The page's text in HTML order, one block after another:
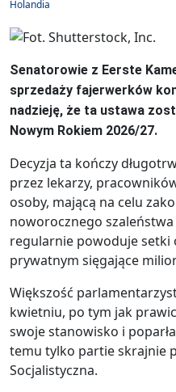
Holandia
Senatorowie z Eerste
sprzedaży fajerwerków
nadzieję, że ta ustawa
Nowym Rokiem 2026/27.
Decyzja ta kończy
przez lekarzy,
osoby, mającą na celu
noworocznego
regularnie powoduje setki
prywatnym sięgające
Większość
kwietniu, po tym jak
swoje stanowisko i
temu tylko partie skrajnie
Socjalistyczna.